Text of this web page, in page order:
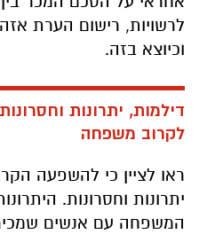
לרשויות, רישום הערת
וכיוצא בזה.
דילמות, יתרונות
לקרוב משפחה
ראו לציין כי להשפעה
יתרונות וחסרונות.
המשפחה עם אנשים